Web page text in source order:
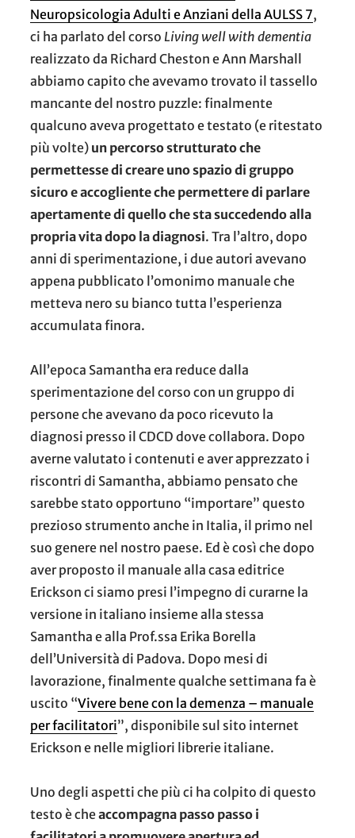
Neuropsicologia Adulti e Anziani della AULSS 7,
ci ha parlato del corso Living well with dementia
realizzato da Richard Cheston e Ann Marshall
abbiamo capito che avevamo trovato il tassello
mancante del nostro puzzle: finalmente
qualcuno aveva progettato e testato (e ritestato
più volte) un percorso strutturato che
permettesse di creare uno spazio di gruppo
sicuro e accogliente che permettere di parlare
apertamente di quello che sta succedendo alla
propria vita dopo la diagnosi. Tra l’altro, dopo
anni di sperimentazione, i due autori avevano
appena pubblicato l’omonimo manuale che
metteva nero su bianco tutta l’esperienza
accumulata finora.
All’epoca Samantha era reduce dalla
sperimentazione del corso con un gruppo di
persone che avevano da poco ricevuto la
diagnosi presso il CDCD dove collabora. Dopo
averne valutato i contenuti e aver apprezzato i
riscontri di Samantha, abbiamo pensato che
sarebbe stato opportuno “importare” questo
prezioso strumento anche in Italia, il primo nel
suo genere nel nostro paese. Ed è così che dopo
aver proposto il manuale alla casa editrice
Erickson ci siamo presi l’impegno di curarne la
versione in italiano insieme alla stessa
Samantha e alla Prof.ssa Erika Borella
dell’Università di Padova. Dopo mesi di
lavorazione, finalmente qualche settimana fa è
uscito “Vivere bene con la demenza – manuale
per facilitatori”, disponibile sul sito internet
Erickson e nelle migliori librerie italiane.
Uno degli aspetti che più ci ha colpito di questo
testo è cheaccompagna passo passo i